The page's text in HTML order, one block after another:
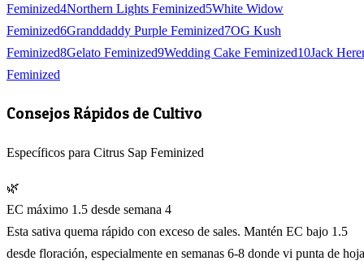
Feminized4Northern Lights Feminized5White Widow
Feminized6Granddaddy Purple Feminized7OG Kush
Feminized8Gelato Feminized9Wedding Cake Feminized10Jack
Feminized
Consejos Rápidos de Cultivo
Específicos para Citrus Sap Feminized
🌿
EC máximo 1.5 desde semana 4
Esta sativa quema rápido con exceso de sales. Mantén EC bajo 1.5
desde floración, especialmente en semanas 6-8 donde vi punta de